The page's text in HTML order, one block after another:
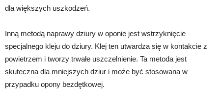
dla większych uszkodzeń.
Inną metodą naprawy dziury w oponie jest wstrzyknięcie
specjalnego kleju do dziury. Klej ten utwardza się w kontakcie z
powietrzem i tworzy trwałe uszczelnienie. Ta metoda jest
skuteczna dla mniejszych dziur i może być stosowana w
przypadku opony bezdętkowej.